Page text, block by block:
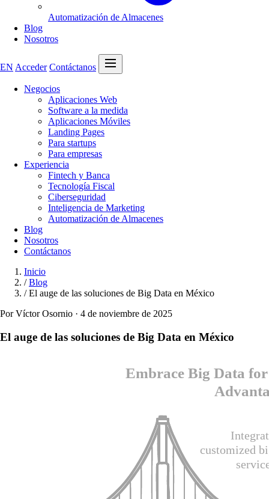
Automatización de Almacenes
Blog
Nosotros
EN Acceder Contáctanos
Abrir menú
Negocios
Aplicaciones Web
Software a la medida
Aplicaciones Móviles
Landing Pages
Para startups
Para empresas
Experiencia
Fintech y Banca
Tecnología Fiscal
Ciberseguridad
Inteligencia de Marketing
Automatización de Almacenes
Blog
Nosotros
Contáctanos
Inicio
/ Blog
/ El auge de las soluciones de Big Data en México
Por Víctor Osornio · 4 de noviembre de 2025
El auge de las soluciones de Big Data en México